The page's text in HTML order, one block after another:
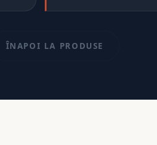
ÎNAPOI LA PRODUSE